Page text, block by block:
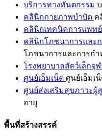
บริการทางทันตกรรม
คลินิกกายภาพบำบัด ค
คลินิกเทคนิคการแพทย์
คลินิกโภชนาการและ
โภชนาการและการก
โรงพยาบาลสัตว์เล็กจุฬ
ศูนย์เอ็มเน็ต ศูนย์เอ็มเ
ศูนย์ส่งเสริมสุขภาวะผู้
อายุ
พื้นที่สร้างสรรค์